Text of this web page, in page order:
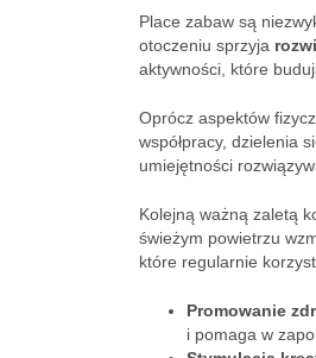
Place zabaw są
otoczeniu sprzyja
aktywności, które
Oprócz aspektów
współpracy, dzielenia
umiejętności
Kolejną ważną zaletą
świeżym powietrzu
które regularnie
Promowanie
i pomaga w